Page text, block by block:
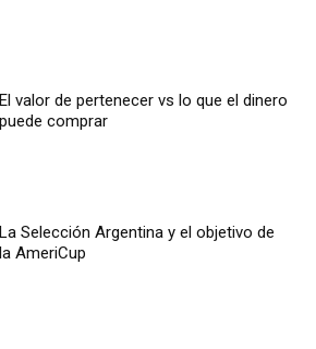
El valor de pertenecer vs lo que el dinero
puede comprar
La Selección Argentina y el objetivo de
la AmeriCup